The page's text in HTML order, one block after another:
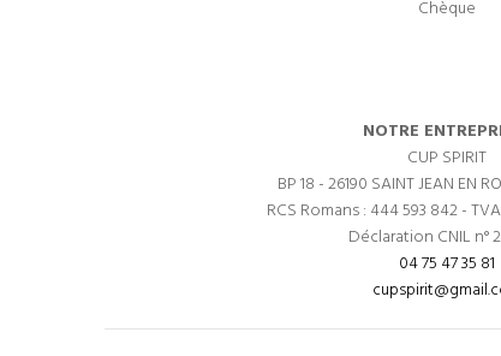
Chèque
NOTRE
CUP SPIRIT
BP 18 - 26190 SAINT JEAN EN
RCS Romans : 444 593 842 -
Déclaration CNIL n°
04 75 47 35 81